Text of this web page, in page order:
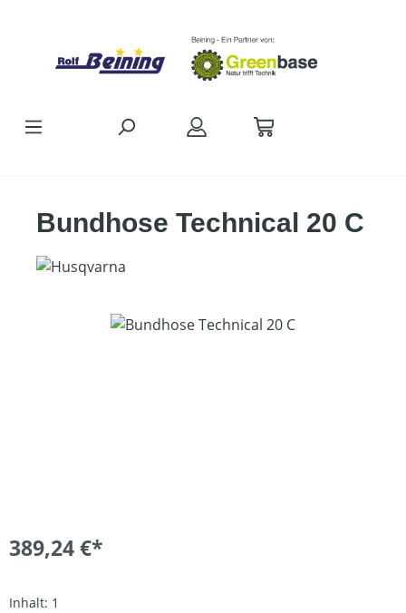
Bundhose Technical 20 C
Bildergalerie überspringen
389,24 €*
Inhalt: 1